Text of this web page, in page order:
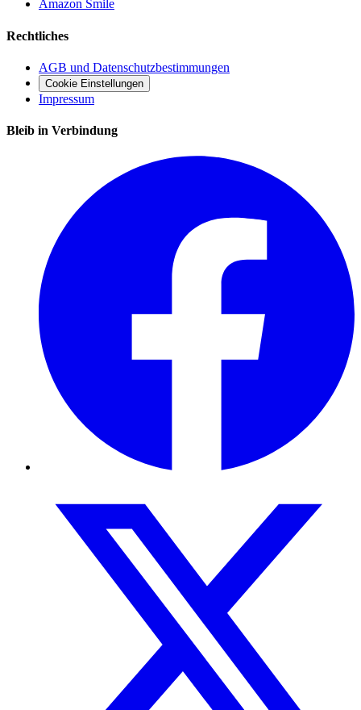
Amazon Smile
Rechtliches
AGB und Datenschutzbestimmungen
Cookie Einstellungen
Impressum
Bleib in Verbindung